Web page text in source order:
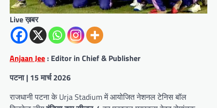
Live ख़बर
Anjaan Jee : Editor in Chief & Publisher
पटना | 15 मार्च 2026
राजधानी पटना के Urja Stadium में आयोजित नेशनल टेनिस बॉल